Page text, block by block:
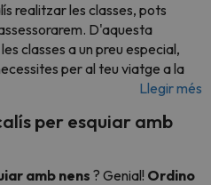
realitzar les classes, pots
D'aquesta
classes a un preu especial,
per al teu viatge a la
Llegir més
per esquiar amb
amb nens ? Genial! Ordino